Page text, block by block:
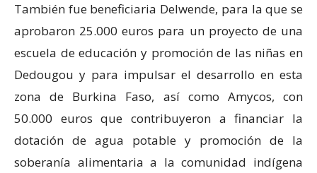
También fue beneficiaria Delwende, para la que se
aprobaron 25.000 euros para un proyecto de una
escuela de educación y promoción de las niñas en
Dedougou y para impulsar el desarrollo en esta
zona de Burkina Faso, así como Amycos, con
50.000 euros que contribuyeron a financiar la
dotación de agua potable y promoción de la
soberanía alimentaria a la comunidad indígena